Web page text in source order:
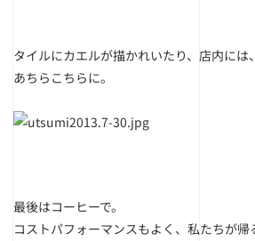
タイルにカエルが描かれいたり、店内には
あちらこちらに。
最後はコーヒーで。
コストパフォーマンスもよく、私たちが